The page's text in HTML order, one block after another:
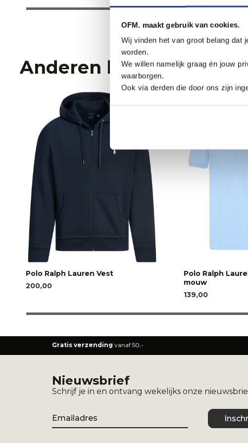
OFM. maakt gebruik van cookies.
Wij vinden het van groot belang dat
worden.
We willen namelijk graag én jouw
waarborgen.
Ook via derden die door ons zijn
Anderen bekeken ook
Polo Ralph Lauren Vest
200,00
Polo Ralph
mouw
139,00
Gratis verzending vanaf 50,-
Nieuwsbrief
Schrijf je in en ontvang wekelijks onze
Email